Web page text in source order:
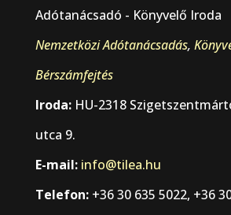
Adótanácsadó - Könyvelő Iroda
Nemzetközi Adótanácsadás,
Bérszámfejtés
Iroda: HU-2318
utca 9.
E-mail: info@tilea.hu
Telefon:+36 30 635 5022, +36